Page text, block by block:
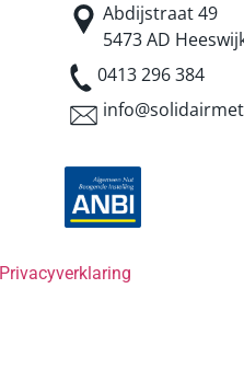
Abdijstraat 49
5473 AD
0413 296 384
Privacyverklaring